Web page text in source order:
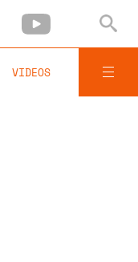
VIDEOS